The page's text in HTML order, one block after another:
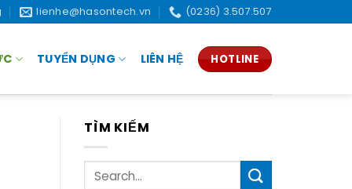
lienhe@hasontech.vn (0236) 3.507.507
TUYỂN DỤNG LIÊN HỆ HOTLINE
TÌM KIẾM